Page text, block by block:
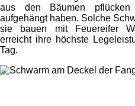
aus den Bäumen
aufgehängt haben. Solche
sie bauen mit Feuereifer
erreicht ihre höchste
Tag.